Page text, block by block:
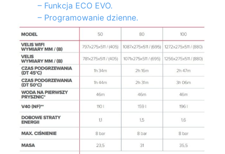
– Funkcja ECO EVO.
– Programowanie dzienne.